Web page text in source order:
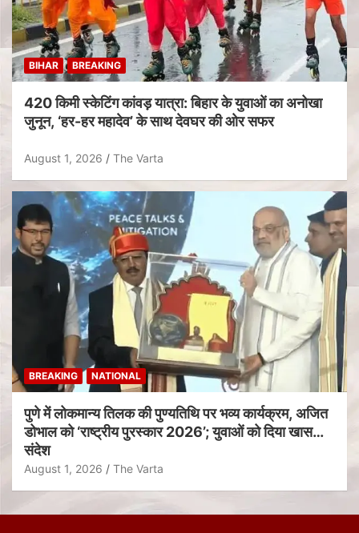
BIHAR BREAKING
420 किमी स्केटिंग कांवड़ यात्रा: बिहार के युवाओं का अनोखा
जुनून, ‘हर-हर महादेव’ के साथ देवघर की ओर सफर
August 1, 2026 The Varta
BREAKING NATIONAL
पुणे में लोकमान्य तिलक की पुण्यतिथि पर भव्य कार्यक्रम, अजित
डोभाल को ‘राष्ट्रीय पुरस्कार 2026’; युवाओं को दिया खास
संदेश
August 1, 2026 The Varta